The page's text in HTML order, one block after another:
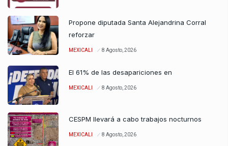
Propone diputada Santa Alejandrina Corral
reforzar
MEXICALI 8 Agosto, 2026
El 61% de las desapariciones en
MEXICALI 8 Agosto, 2026
CESPM llevará a cabo trabajos nocturnos
MEXICALI 8 Agosto, 2026